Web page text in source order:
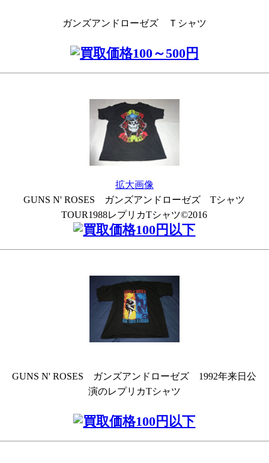
ガンズアンドローゼズ Ｔシャツ
拡大画像
GUNS N' ROSES ガンズアンドローゼズ Tシャツ
TOUR1988レプリカTシャツ©2016
GUNS N' ROSES ガンズアンドローゼズ 1992年来日公
演のレプリカTシャツ